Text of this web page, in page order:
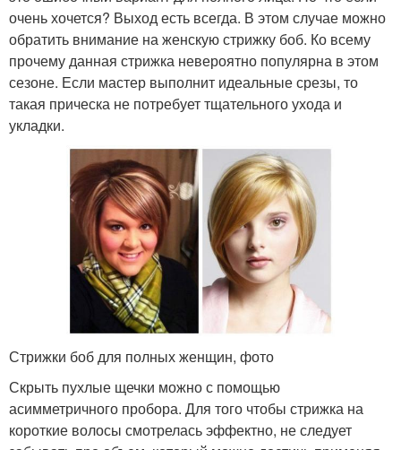
очень хочется? Выход есть всегда. В этом случае можно
обратить внимание на женскую стрижку боб. Ко всему
прочему данная стрижка невероятно популярна в этом
сезоне. Если мастер выполнит идеальные срезы, то
такая прическа не потребует тщательного ухода и
укладки.
Стрижки боб для полных женщин, фото
Скрыть пухлые щечки можно с помощью
асимметричного пробора. Для того чтобы стрижка на
короткие волосы смотрелась эффектно, не следует